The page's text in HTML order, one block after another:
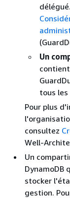
Un
tous
Pour plus
consultez
Well-
Un
DynamoDB
stocker
gestion.